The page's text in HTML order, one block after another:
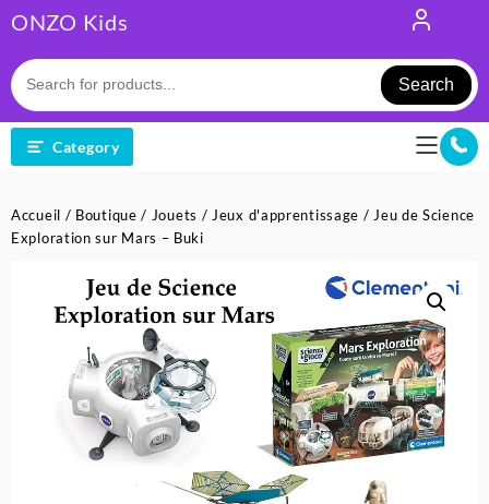
to
content
ONZO Kids
Search
Category
Accueil / Boutique / Jouets / Jeux d'apprentissage / Jeu de Science
Exploration sur Mars – Buki